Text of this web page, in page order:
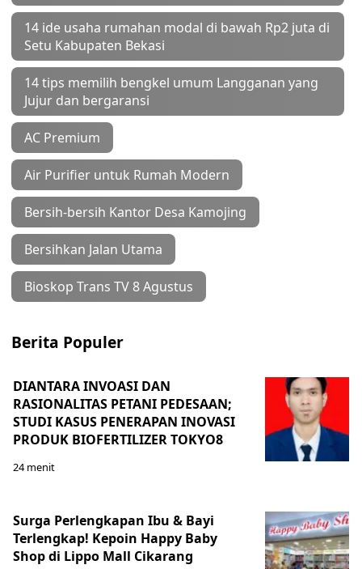
14 ide usaha rumahan modal di bawah Rp2 juta di
Setu Kabupaten Bekasi
14 tips memilih bengkel umum Langganan yang
Jujur dan bergaransi
AC Premium
Air Purifier untuk Rumah Modern
Bersih-bersih Kantor Desa Kamojing
Bersihkan Jalan Utama
Bioskop Trans TV 8 Agustus
Berita Populer
DIANTARA INVOASI DAN
RASIONALITAS PETANI PEDESAAN;
STUDI KASUS PENERAPAN INOVASI
PRODUK BIOFERTILIZER TOKYO8
24 menit
Surga Perlengkapan Ibu & Bayi
Terlengkap! Kepoin Happy Baby
Shop di Lippo Mall Cikarang